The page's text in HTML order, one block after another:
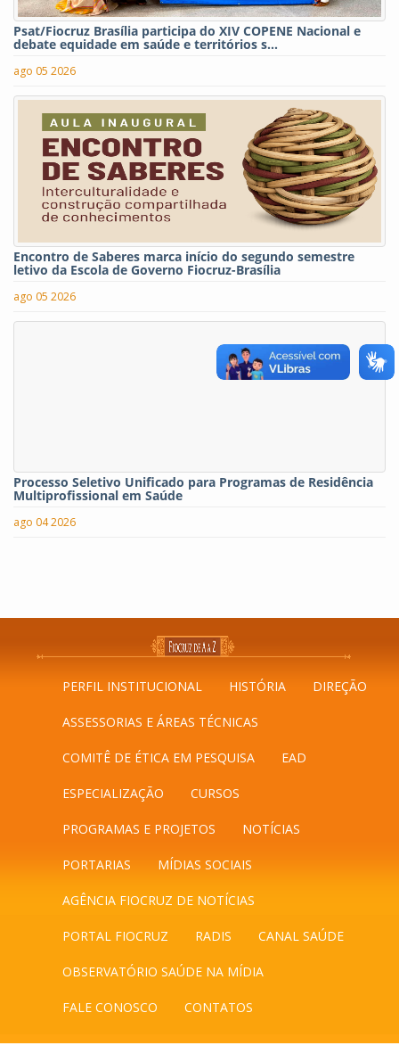
Psat/Fiocruz Brasília participa do XIV COPENE Nacional e
debate equidade em saúde e territórios s...
ago 05 2026
Encontro de Saberes marca início do segundo semestre
letivo da Escola de Governo Fiocruz-Brasília
ago 05 2026
Processo Seletivo Unificado para Programas de Residência
Multiprofissional em Saúde
ago 04 2026
PERFIL INSTITUCIONAL HISTÓRIA DIREÇÃO
ASSESSORIAS E ÁREAS TÉCNICAS
COMITÊ DE ÉTICA EM PESQUISA EAD
ESPECIALIZAÇÃO CURSOS
PROGRAMAS E PROJETOS NOTÍCIAS
PORTARIAS MÍDIAS SOCIAIS
AGÊNCIA FIOCRUZ DE NOTÍCIAS
PORTAL FIOCRUZ RADIS CANAL SAÚDE
OBSERVATÓRIO SAÚDE NA MÍDIA
FALE CONOSCO CONTATOS